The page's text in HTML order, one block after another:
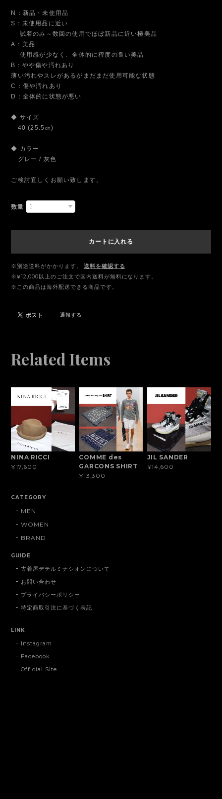
N：新品・未使用品
S：未使用品に近い
試着のみ～数回の使用でほぼ新品に近い極美品
A：美品
使用感が少なく、全体的に程度の良い美品
B：やや傷や汚れあり
薄い汚れやスレがあるがまだまだ使用可能な状態
C：傷や汚れあり
D：全体的に状態が悪い
◆ サイズ
40 (25.5㎝)
◆ カラー
グレー / 灰色
ご検討宜しくお願い致します。
数量
カートに入れる
※別途送料がかかります。
送料を確認する
※¥12,000以上のご注文で国内送料が無料になります。
※この商品は海外配送できる商品です。
通報する
Related Items
NINA RICCI
¥17,600
COMME des
GARCONS SHIRT
¥13,300
JIL SANDER
¥14,600
CATEGORY
MEN
WOMEN
BRAND
GUIDE
古着屋デテルミナシオンについて
お問い合わせ
プライバシーポリシー
特定商取引法に基づく表記
LINK
Instagram
Facebook
Official Site